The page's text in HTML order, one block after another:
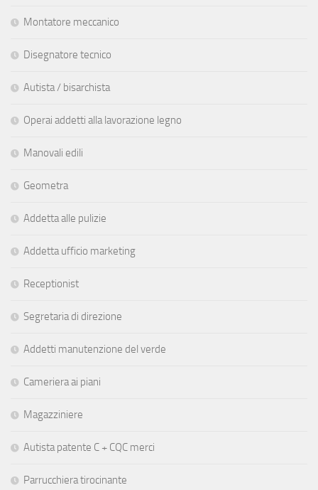
Montatore meccanico
Disegnatore tecnico
Autista / bisarchista
Operai addetti alla lavorazione legno
Manovali edili
Geometra
Addetta alle pulizie
Addetta ufficio marketing
Receptionist
Segretaria di direzione
Addetti manutenzione del verde
Cameriera ai piani
Magazziniere
Autista patente C + CQC merci
Parrucchiera tirocinante